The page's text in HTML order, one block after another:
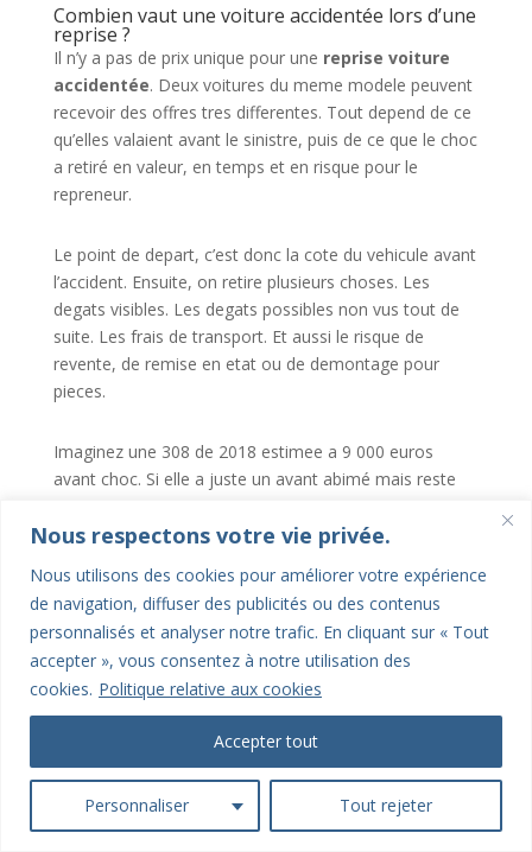
Nous respectons votre vie privée.
Nous utilisons des cookies pour améliorer votre expérience
de navigation, diffuser des publicités ou des contenus
personnalisés et analyser notre trafic. En cliquant sur « Tout
accepter », vous consentez à notre utilisation des
cookies. Politique relative aux cookies
Personnaliser Tout rejeter
Accepter tout
Combien vaut une voiture accidentée lors d’une
reprise ?
Il n’y a pas de prix unique pour une reprise voiture
accidentée. Deux voitures du meme modele peuvent
recevoir des offres tres differentes. Tout depend de ce
qu’elles valaient avant le sinistre, puis de ce que le choc
a retiré en valeur, en temps et en risque pour le
repreneur.
Le point de depart, c’est donc la cote du vehicule avant
l’accident. Ensuite, on retire plusieurs choses. Les
degats visibles. Les degats possibles non vus tout de
suite. Les frais de transport. Et aussi le risque de
revente, de remise en etat ou de demontage pour
pieces.
Imaginez une 308 de 2018 estimee a 9 000 euros
avant choc. Si elle a juste un avant abimé mais reste
sera pas la meme que si le moteur a pris, que les
Donc oui, une voiture tres touchée peut encore garder
une valeur. Parfois faible. Mais reelle. Meme un
vehicule non roulant peut interesser pour ses pieces,
son moteur encore exploitable, ses trains, ses jantes,
son interieur ou certains elements de carrosserie.
vehicule accidente
, ce sont surtout des leviers tres